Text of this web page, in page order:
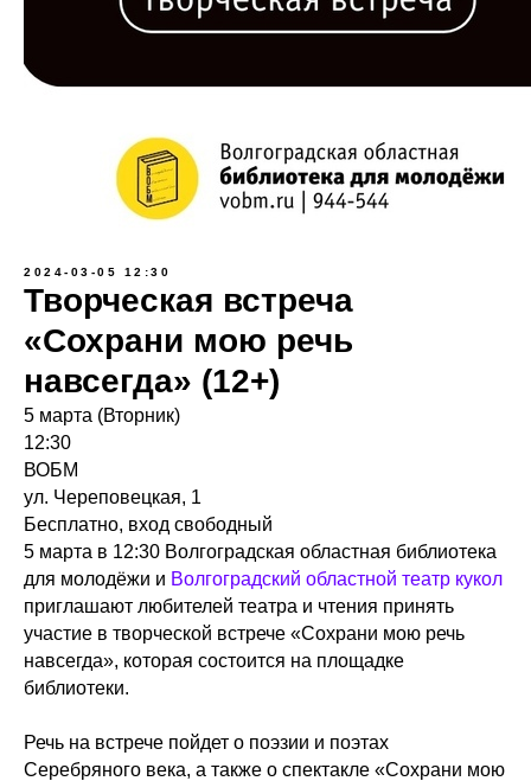
2024-03-05 12:30
Творческая встреча
«Сохрани мою речь
навсегда» (12+)
5 марта (Вторник)
12:30
ВОБМ
ул. Череповецкая, 1
Бесплатно, вход свободный
5 марта в 12:30 Волгоградская областная библиотека
для молодёжи и Волгоградский областной театр кукол
приглашают любителей театра и чтения принять
участие в творческой встрече «Сохрани мою речь
навсегда», которая состоится на площадке
библиотеки.
Речь на встрече пойдет о поэзии и поэтах
Серебряного века, а также о спектакле «Сохрани мою